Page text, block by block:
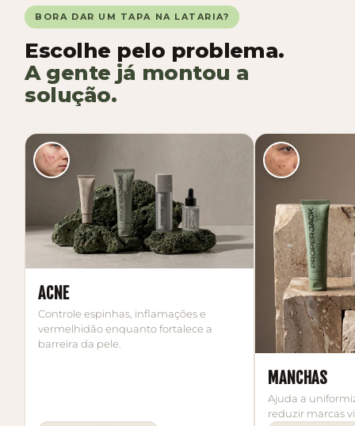
BORA DAR UM TAPA NA LATARIA?
Escolhe pelo problema.
A gente já montou a
solução.
ACNE
Controle espinhas, inflamações e
vermelhidão enquanto fortalece a
barreira da pele.
MANCHAS
Ajuda a
reduzir marcas